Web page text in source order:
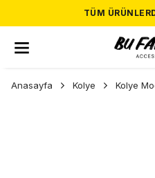
TÜM
Anasayfa Kolye Kolye